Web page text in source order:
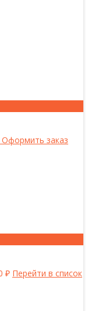
Оформить заказ
₽ Перейти в список